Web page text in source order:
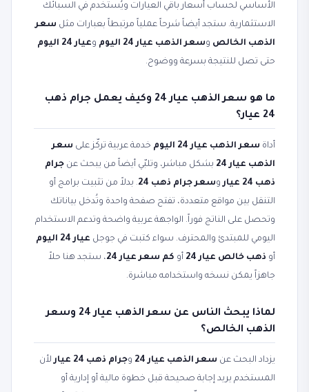
الأساسي لحساب أسعار باقي العيارات ويُستخدم في السبائك
الاستثمارية. ستجد أيضاً شرحاً عملياً مرتبطاً بعبارات مثل سعر
الذهب الخالص وسعر الذهب عيار 24 اليوم وعيار 24 اليوم
حتى تصل للنتيجة بسرعة ووضوح.
ما هو سعر الذهب عيار 24 وكيف يعمل جرام ذهب
24 عيار؟
أداة سعر الذهب عيار 24 اليوم خدمة عربية تركّز على سعر
الذهب عيار 24
بشكل مباشر، وتلبّي أيضاً من يبحث عن جرام
ذهب 24 عيار
وسعر جرام ذهب 24
. بدلاً من تثبيت برامج أو
التنقل بين مواقع متعددة، تفتح صفحة واحدة وتُدخل بياناتك
وتحصل على الناتج فوراً. الواجهة عربية واضحة وتدعم الاستخدام
اليومي للمبتدئ والمحترف. سواء كتبت في جوجل عيار 24 اليوم
أو ذهب خالص عيار 24 أو كم سعر عيار 24
، ستجد هنا حلاً
جاهزاً يمكن نسخه واستخدامه مباشرة.
لماذا يبحث الناس عن سعر الذهب عيار 24 وسعر
الذهب الخالص؟
يزداد البحث عن سعر الذهب عيار 24 وجرام ذهب 24 عيار
لأن
المستخدم يريد إجابة صحيحة قبل خطوة مالية أو إدارية أو